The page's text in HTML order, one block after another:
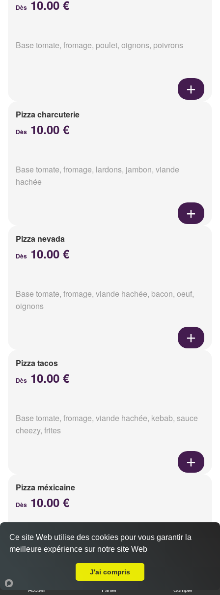
Dès 10.00 €
Base tomate, fromage, poulet, oignons, poivrons
Pizza charcuterie
Dès 10.00 €
Base tomate, fromage, lardons, jambon, viande
hachée
Pizza nevada
Dès 10.00 €
Base tomate, fromage, viande hachée, bacon, oeuf,
oignons
Pizza tacos
Dès 10.00 €
Base tomate, fromage, viande hachée, kebab, sauce
cheezy, frites
Pizza méxicaine
Dès 10.00 €
Base sauce barbecue, fromage, viande hachée,
chorizo, poivrons
Accueil Panier Compte
Ce site Web utilise des cookies pour vous garantir la
meilleure expérience sur notre site Web
J'ai compris